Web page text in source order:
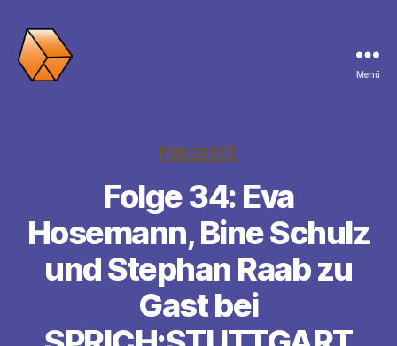
Menü
Kategorien
PODCASTS
Folge 34: Eva
Hosemann, Bine Schulz
und Stephan Raab zu
Gast bei